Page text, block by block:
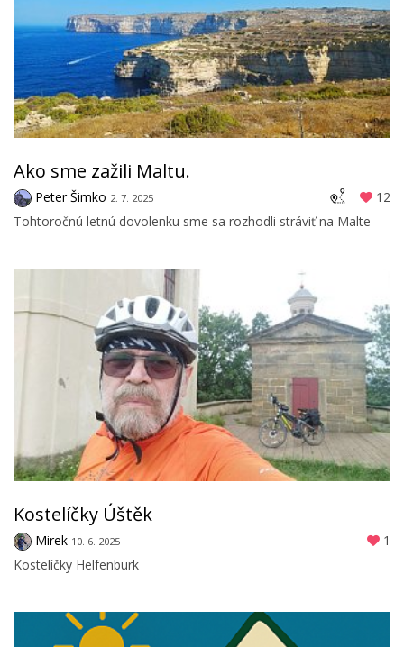
Ako sme zažili Maltu.
Peter Šimko 2. 7. 2025
12
Tohtoročnú letnú dovolenku sme sa rozhodli stráviť na Malte
Kostelíčky Úštěk
Mirek 10. 6. 2025
1
Kostelíčky Helfenburk